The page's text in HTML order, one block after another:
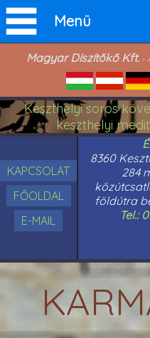
Magyar Díszítőkő Kft.-
Keszthelyi soros
keszthelyi
KAPCSOLAT
FŐOLDAL
E-MAIL
8360
284
földútra
Tel.:
Menü